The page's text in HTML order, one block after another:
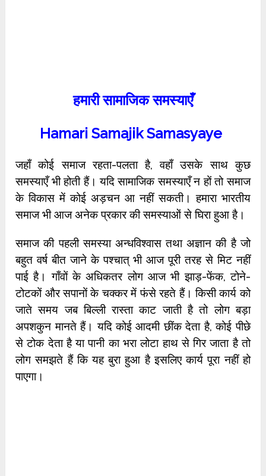
हमारी सामाजिक समस्याएँ
Hamari Samajik Samasyaye
जहाँ कोई समाज रहता-पलता है, वहाँ उसके साथ कुछ
समस्याएँ भी होती हैं। यदि सामाजिक समस्याएँ न हों तो समाज
के विकास में कोई अड़चन आ नहीं सकती। हमारा भारतीय
समाज भी आज अनेक प्रकार की समस्याओं से घिरा हुआ है।
समाज की पहली समस्या अन्धविश्वास तथा अज्ञान की है जो
बहुत वर्ष बीत जाने के पश्चात् भी आज पूरी तरह से मिट नहीं
पाई है। गाँवों के अधिकतर लोग आज भी झाड़-फेंक, टोने-
टोटकों और सपानों के चक्कर में फंसे रहते हैं। किसी कार्य को
जाते समय जब बिल्ली रास्ता काट जाती है तो लोग बड़ा
अपशकुन मानते हैं। यदि कोई आदमी छींक देता है, कोई पीछे
से टोक देता है या पानी का भरा लोटा हाथ से गिर जाता है तो
लोग समझते हैं कि यह बुरा हुआ है इसलिए कार्य पूरा नहीं हो
पाएगा।